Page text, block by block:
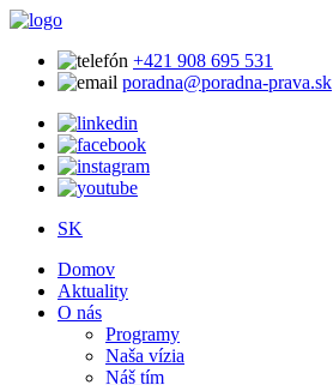
+421 908 695 531
poradna@poradna-prava.sk
SK
Domov
Aktuality
O nás
Programy
Naša vízia
Náš tím